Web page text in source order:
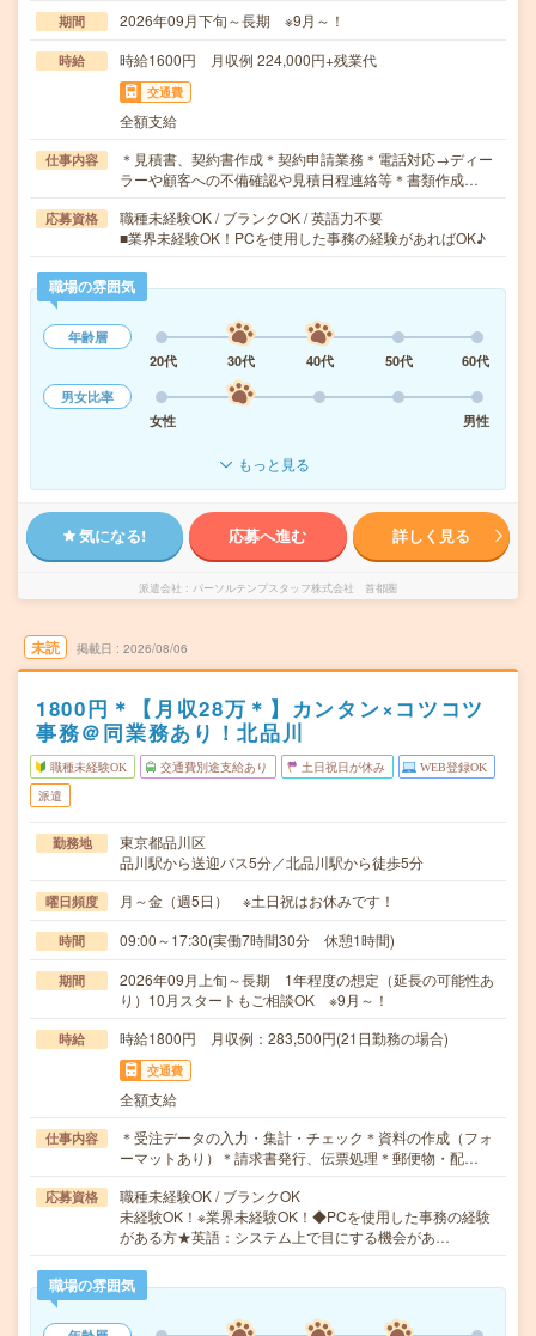
期間 2026年09月下旬～長期 ※9月～！
時給 時給1600円 月収例 224,000円+残業代
交通費
全額支給
仕事内容
＊見積書、契約書作成＊契約申請業務＊電話対応→ディー
ラーや顧客への不備確認や見積日程連絡等＊書類作成…
応募資格
職種未経験OK / ブランクOK / 英語力不要
■業界未経験OK！PCを使用した事務の経験があればOK♪
職場の雰囲気
年齢層
20代
30代 40代 50代
60代
男女比率
女性
男性
もっと見る
気になる! 応募へ進む 詳しく見る
派遣会社 パーソルテンプスタッフ株式会社 首都圏
未読 掲載日 2026/08/06
1800円＊【月収28万＊】カンタン×コツコツ
事務＠同業務あり！北品川
職種未経験OK 交通費別途支給あり 土日祝日が休み WEB登録OK
派遣
勤務地
東京都品川区
品川駅から送迎バス5分／北品川駅から徒歩5分
曜日頻度 月～金（週5日） ※土日祝はお休みです！
時間 09:00～17:30(実働7時間30分 休憩1時間)
期間
2026年09月上旬～長期 1年程度の想定（延長の可能性あ
り）10月スタートもご相談OK ※9月～！
時給 時給1800円 月収例：283,500円(21日勤務の場合)
交通費
全額支給
仕事内容
＊受注データの入力・集計・チェック＊資料の作成（フォ
ーマットあり）＊請求書発行、伝票処理＊郵便物・配…
応募資格
職種未経験OK / ブランクOK
未経験OK！※業界未経験OK！◆PCを使用した事務の経験
がある方★英語：システム上で目にする機会があ…
職場の雰囲気